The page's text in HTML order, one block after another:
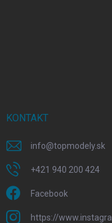
KONTAKT
info@topmodely.sk
+421 940 200 424
Facebook
https://